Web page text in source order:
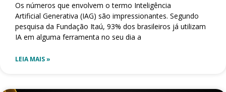
Os números que envolvem o termo Inteligência
Artificial Generativa (IAG) são impressionantes. Segundo
pesquisa da Fundação Itaú, 93% dos brasileiros já utilizam
IA em alguma ferramenta no seu dia a
LEIA MAIS »